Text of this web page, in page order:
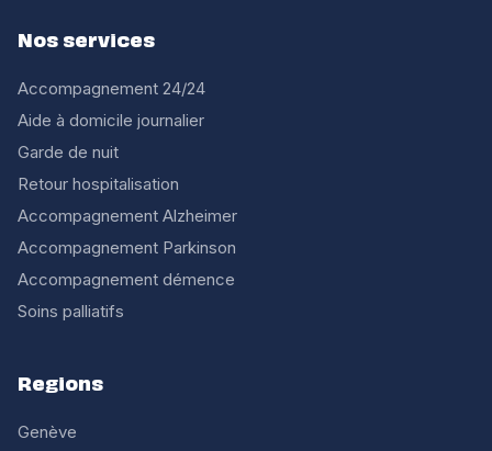
Nos services
Accompagnement 24/24
Aide à domicile journalier
Garde de nuit
Retour hospitalisation
Accompagnement Alzheimer
Accompagnement Parkinson
Accompagnement démence
Soins palliatifs
Regions
Genève